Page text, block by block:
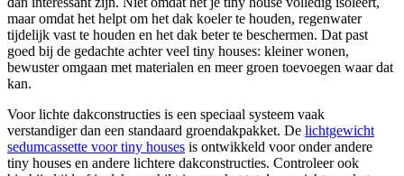
maar omdat het helpt om het dak koeler te houden, regenwater
tijdelijk vast te houden en het dak beter te beschermen. Dat past
goed bij de gedachte achter veel tiny houses: kleiner wonen,
bewuster omgaan met materialen en meer groen toevoegen waar dat
kan.
Voor lichte dakconstructies is een speciaal systeem vaak
verstandiger dan een standaard groendakpakket. De lichtgewicht
sedumcassette voor tiny houses is ontwikkeld voor onder andere
tiny houses en andere lichtere dakconstructies. Controleer ook